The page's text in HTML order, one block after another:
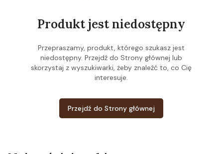
Produkt jest niedostępny
Przepraszamy, produkt, którego szukasz jest
niedostępny. Przejdź do Strony głównej lub
skorzystaj z wyszukiwarki, żeby znaleźć to, co Cię
interesuje.
Przejdź do Strony głównej